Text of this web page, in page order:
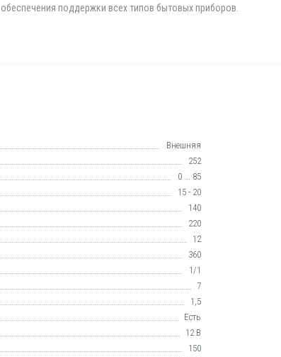
поддержки всех типов бытовых приборов.
Внешняя
252
0 ... 85
15 - 20
140
220
12
360
1/1
7
1,5
Есть
12 В
150